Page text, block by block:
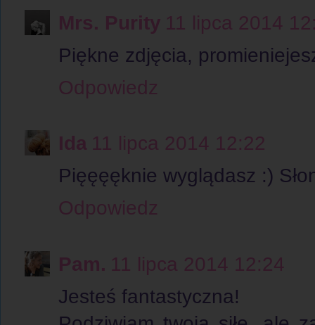
Mrs. Purity 11 lipca 2014
Piękne zdjęcia,
Odpowiedz
Ida 11 lipca 2014 12:22
Pięęęęknie wyglądasz :)
Odpowiedz
Pam. 11 lipca 2014 12:24
Jesteś fantastyczna!